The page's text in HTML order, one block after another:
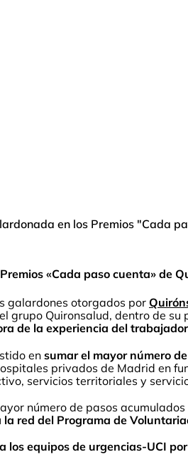
en los Premios "Cada
«Cada paso cuenta» de
galardones otorgados por
grupo Quironsalud, dentro de
de la experiencia del
en sumar el mayor número
privados de Madrid en
servicios territoriales y
número de pasos
red del Programa de
los equipos de urgencias-UCI